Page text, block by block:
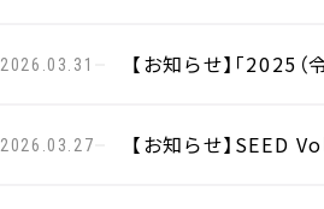
2026.03.31 【お知らせ】「2025
2026.03.27 【お知らせ】SEED